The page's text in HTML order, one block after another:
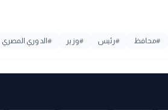
#محافظ #رئيس #وزير #الدوري المصري